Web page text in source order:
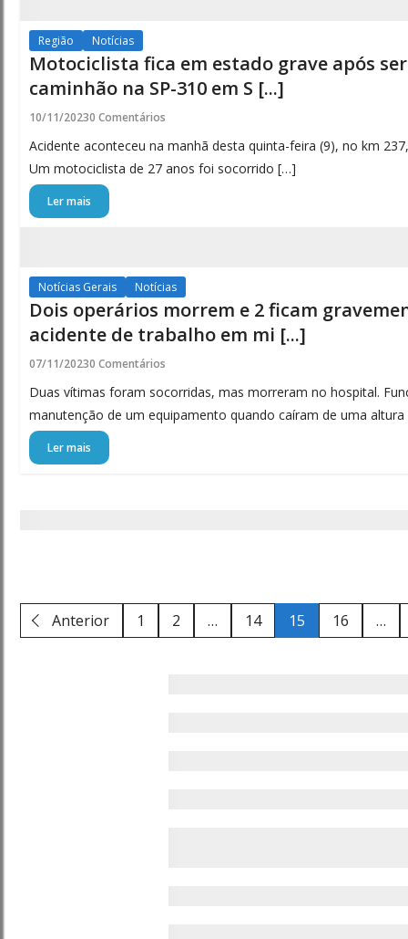
Região Notícias
Motociclista fica em estado grave após
caminhão na SP-310 em S [...]
10/11/20230 Comentários
Acidente aconteceu na manhã desta quinta-feira (9), no km
Um motociclista de 27 anos foi socorrido […]
Ler mais
Notícias Gerais Notícias
Dois operários morrem e 2 ficam
acidente de trabalho em mi [...]
07/11/20230 Comentários
Duas vítimas foram socorridas, mas morreram no hospital.
manutenção de um equipamento quando caíram de uma
Ler mais
Anterior 1 2 … 14 15 16 …